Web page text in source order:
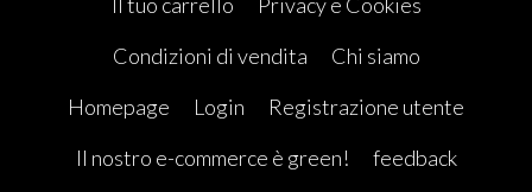
Condizioni di vendita
Chi siamo
Homepage
Login
Registrazione utente
Il nostro e-commerce è green!
feedback